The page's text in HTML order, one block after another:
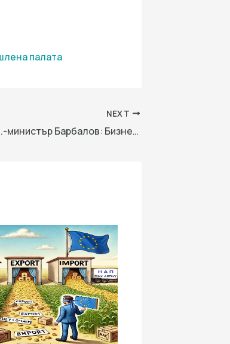
палaта
NEXT
Зам.-министър Барбалов: Бизнесът е истинският работодател на търговските аташета зад граница